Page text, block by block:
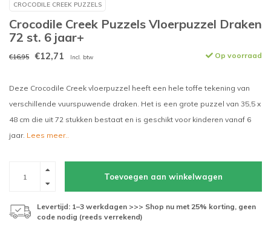
CROCODILE CREEK PUZZELS
Crocodile Creek Puzzels Vloerpuzzel Draken
72 st. 6 jaar+
€16,95 €12,71 Incl. btw Op voorraad
Deze Crocodile Creek vloerpuzzel heeft een hele toffe tekening van
verschillende vuurspuwende draken. Het is een grote puzzel van 35,5 x
48 cm die uit 72 stukken bestaat en is geschikt voor kinderen vanaf 6
jaar. Lees meer..
Toevoegen aan winkelwagen
Levertijd: 1–3 werkdagen >>> Shop nu met 25% korting, geen
code nodig (reeds verrekend)